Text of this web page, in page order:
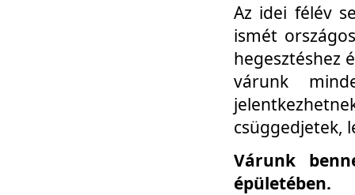
Az idei félév
ismét
hegesztéshez
várunk
csüggedjetek,
Várunk
épületében.